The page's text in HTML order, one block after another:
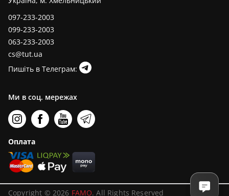
097-233-2003
099-233-2003
063-233-2003
cs@tut.ua
Пишіть в Телеграм:
Ми в соц. мережах
Оплата
Copyright © 2026 FAMO. All Rights Reserved